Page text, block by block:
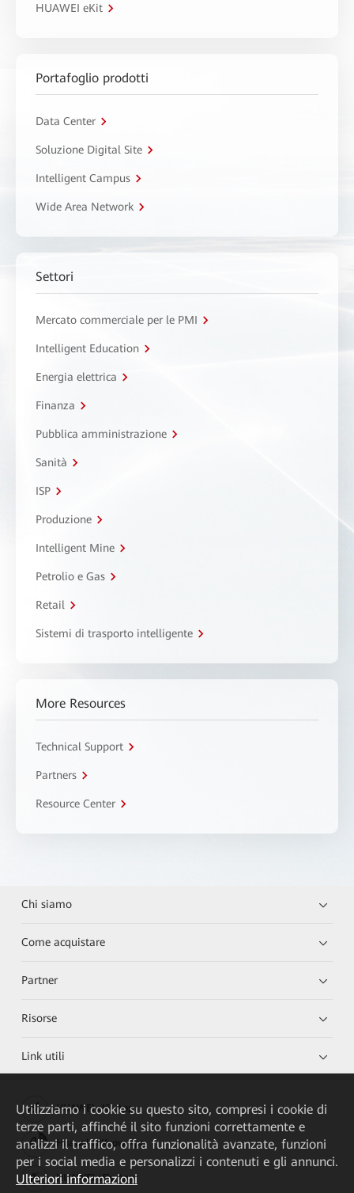
HUAWEI eKit
Portafoglio prodotti
Data Center
Soluzione Digital Site
Intelligent Campus
Wide Area Network
Settori
Mercato commerciale per le PMI
Intelligent Education
Energia elettrica
Finanza
Pubblica amministrazione
Sanità
ISP
Produzione
Intelligent Mine
Petrolio e Gas
Retail
Sistemi di trasporto intelligente
More Resources
Technical Support
Partners
Resource Center
Chi siamo
Come acquistare
Partner
Risorse
Link utili
HUAWEI eKit App
Huawei HiKnow App
HUAWEI eFly App
Utilizziamo i cookie su questo sito, compresi i cookie di
terze parti, affinché il sito funzioni correttamente e
analizzi il traffico, offra funzionalità avanzate, funzioni
per i social media e personalizzi i contenuti e gli annunci.
Ulteriori informazioni